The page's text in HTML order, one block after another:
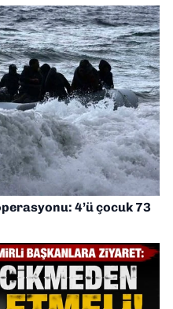
4’ü çocuk 73